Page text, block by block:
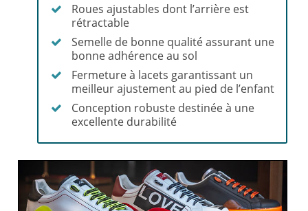
Roues ajustables dont l’arrière est
rétractable
Semelle de bonne qualité assurant une
bonne adhérence au sol
Fermeture à lacets garantissant un
meilleur ajustement au pied de l’enfant
Conception robuste destinée à une
excellente durabilité